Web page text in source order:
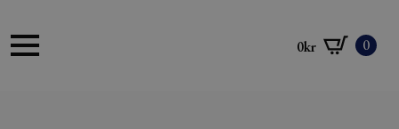
0kr 0